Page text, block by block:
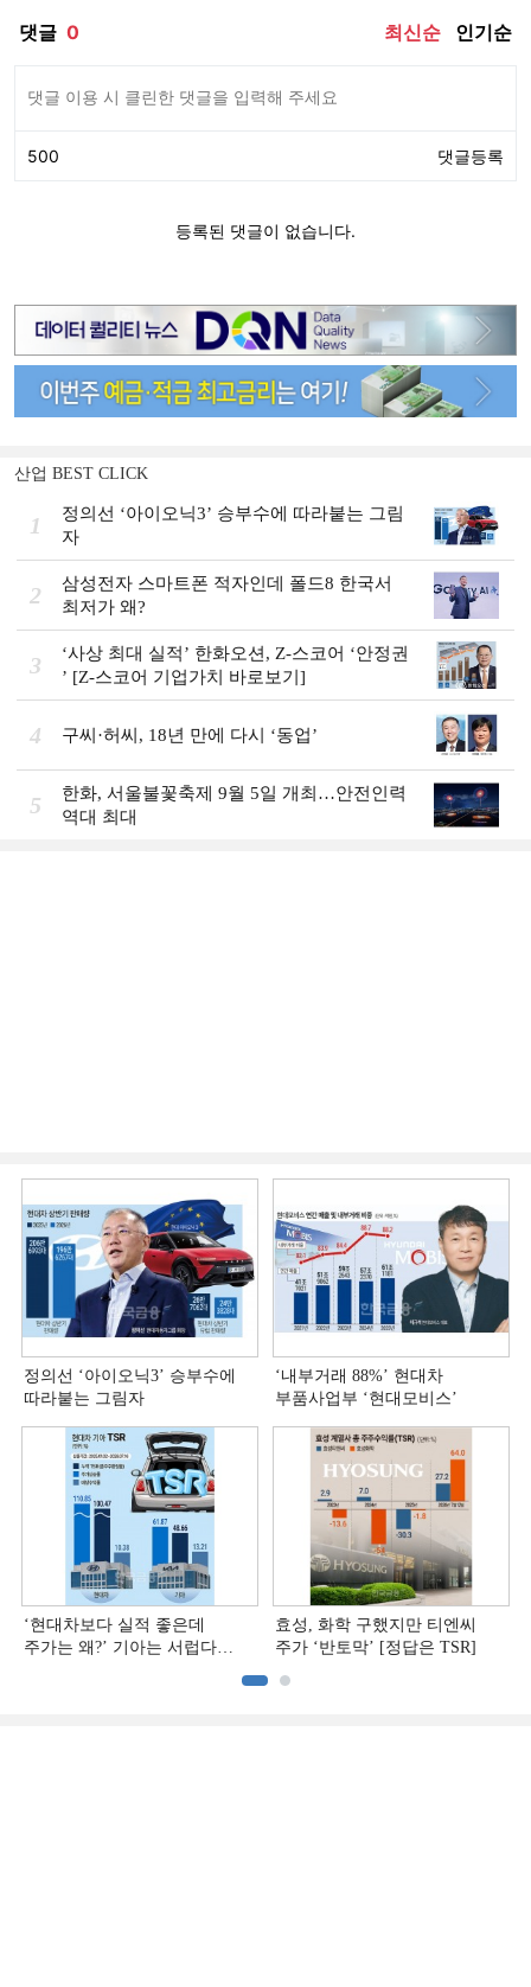
산업 BEST CLICK
1
정의선 ‘아이오닉3ʼ 승부수에 따라붙는 그림
자
2
삼성전자 스마트폰 적자인데 폴드8 한국서
최저가 왜?
3
‘사상 최대 실적ʼ 한화오션, Z-스코어 ‘안정권
ʼ [Z-스코어 기업가치 바로보기]
4 구씨·허씨, 18년 만에 다시 ‘동업’
5
한화, 서울불꽃축제 9월 5일 개최…안전인력
역대 최대
정의선 ‘아이오닉3ʼ 승부수에
따라붙는 그림자
‘내부거래 88%ʼ 현대차
부품사업부 ‘현대모비스ʼ
‘현대차보다 실적 좋은데
주가는 왜?ʼ 기아는 서럽다
효성, 화학 구했지만 티엔씨
주가 ‘반토막’ [정답은 TSR]